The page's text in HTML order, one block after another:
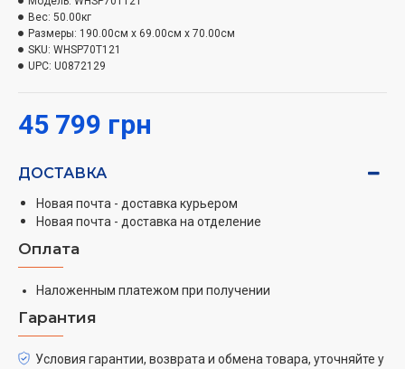
делают холодильник идеальным выбором для
современной кухни.
45 799 грн
Вес: 50.00кг
Размеры: 190.00см x 69.00см x 70.00см
SKU: WHSP70T121
UPC: U0872129
ДОСТАВКА
Новая почта - доставка курьером
Новая почта - доставка на отделение
Оплата
Наложенным платежом при получении
Гарантия
Условия гарантии, возврата и обмена товара, уточняйте у